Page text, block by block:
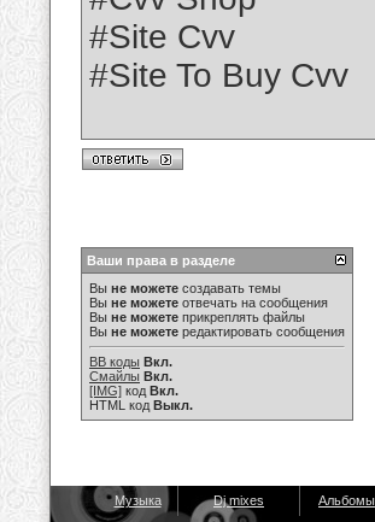
#Site Cvv
#Site To Buy Cvv
Ваши права в разделе
Вы не можете создавать темы
Вы не можете отвечать на сообщения
Вы не можете прикреплять файлы
Вы не можете редактировать сообщения
BB коды Вкл.
Смайлы Вкл.
[IMG] код Вкл.
HTML код Выкл.
Музыка Dj mixes Альбомы